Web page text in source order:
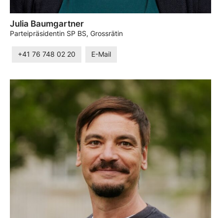
Julia Baumgartner
Parteipräsidentin SP BS, Grossrätin
+41 76 748 02 20 E-Mail